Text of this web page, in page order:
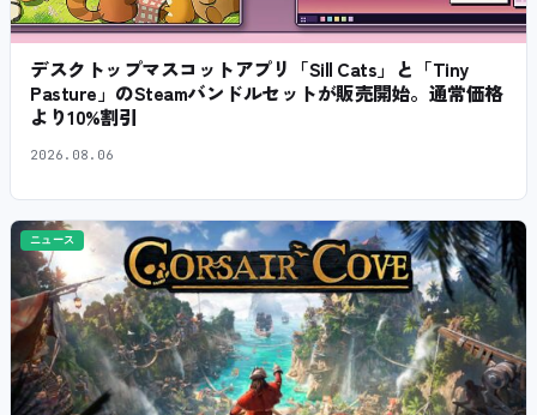
デスクトップマスコットアプリ「Sill Cats」と「Tiny
Pasture」のSteamバンドルセットが販売開始。通常価格
より10%割引
2026.08.06
ニュース